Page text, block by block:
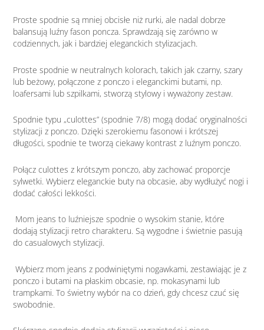
Proste spodnie są mniej obcisłe niż rurki, ale nadal dobrze
balansują luźny fason poncza. Sprawdzają się zarówno w
codziennych, jak i bardziej eleganckich stylizacjach.
Proste spodnie w neutralnych kolorach, takich jak czarny, szary
lub beżowy, połączone z ponczo i eleganckimi butami, np.
loafersami lub szpilkami, stworzą stylowy i wyważony zestaw.
Spodnie typu „culottes” (spodnie 7/8) mogą dodać oryginalności
stylizacji z ponczo. Dzięki szerokiemu fasonowi i krótszej
długości, spodnie te tworzą ciekawy kontrast z luźnym ponczo.
Połącz culottes z krótszym ponczo, aby zachować proporcje
sylwetki. Wybierz eleganckie buty na obcasie, aby wydłużyć nogi i
dodać całości lekkości.
Mom jeans to luźniejsze spodnie o wysokim stanie, które
dodają stylizacji retro charakteru. Są wygodne i świetnie pasują
do casualowych stylizacji.
Wybierz mom jeans z podwiniętymi nogawkami, zestawiając je z
ponczo i butami na płaskim obcasie, np. mokasynami lub
trampkami. To świetny wybór na co dzień, gdy chcesz czuć się
swobodnie.